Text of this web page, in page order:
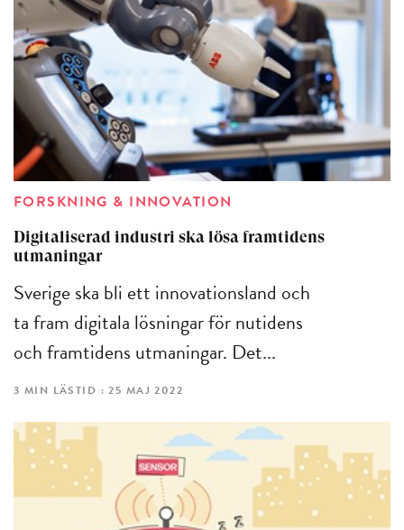
FORSKNING & INNOVATION
Digitaliserad industri ska lösa framtidens
utmaningar
Sverige ska bli ett innovationsland och
ta fram digitala lösningar för nutidens
och framtidens utmaningar. Det...
3 MIN LÄSTID : 25 MAJ 2022